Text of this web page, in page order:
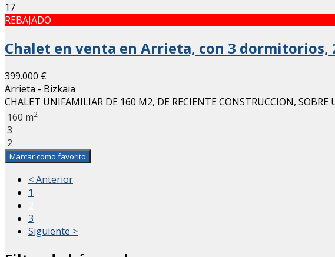
17
REBAJADO
Chalet en venta en Arrieta, con 3 dormitorios,
399.000 €
Arrieta - Bizkaia
CHALET UNIFAMILIAR DE 160 M2, DE RECIENTE CONSTRUCCION,
160 m2
3
2
Marcar como favorito
< Anterior
1
3
Siguiente >